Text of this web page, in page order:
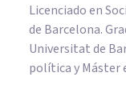
Licenciado en
de Barcelona.
Universitat de
política y Máster